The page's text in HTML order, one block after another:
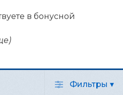
в бонусной
Фильтры ▾